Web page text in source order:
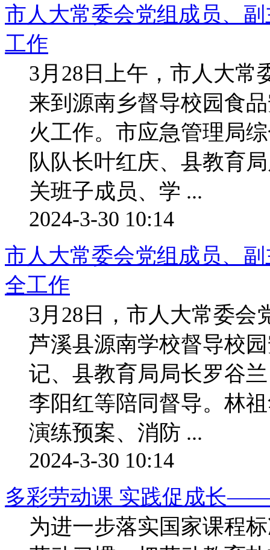
市人大常委会党组成员、
工作
3月28日上午，市人大常
来到源南乡督导校园食
火工作。市应急管理局
队队长叶红庆、县教育
关班子成员、学 ...
2024-3-30 10:14
市人大常委会党组成员、
全工作
3月28日，市人大常委会
芦溪县源南学校督导校
记、县教育局局长罗谷
李阳红等陪同督导。林
演练预案、消防 ...
2024-3-30 10:14
多彩劳动课 实践促成长
为进一步落实国家课程